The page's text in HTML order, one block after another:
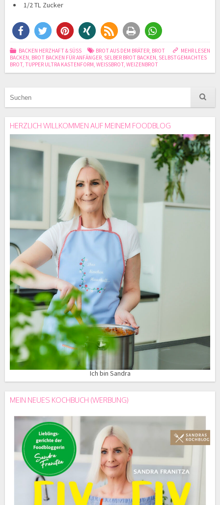
1/2 TL Zucker
MEHR LESEN
BACKEN HERZHAFT & SÜSS BROT AUS DEM BRÄTER, BROT
BACKEN, BROT BACKEN FÜR ANFÄNGER, SELBER BROT BACKEN, SELBSTGEMACHTES
BROT, TUPPER ULTRA KASTENFORM, WEISSBROT, WEIZENBROT
HERZLICH WILLKOMMEN AUF MEINEM FOODBLOG
Ich bin Sandra
MEIN NEUES KOCHBUCH (WERBUNG)